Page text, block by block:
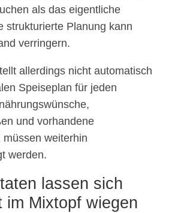
als das eigentliche
strukturierte Planung kann
verringern.
allerdings nicht automatisch
Speiseplan für jeden
und vorhandene
müssen weiterhin
werden.
lassen sich
im Mixtopf wiegen